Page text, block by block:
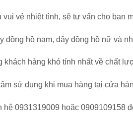
vẻ nhiệt tình, sẽ tư vấn cho bạn
đồng hồ nam, dây đồng hồ nữ và
khách hàng khó tính nhất về chất
sử dụng khi mua hàng tại cửa
hệ 0931319009 hoăc 0909109158